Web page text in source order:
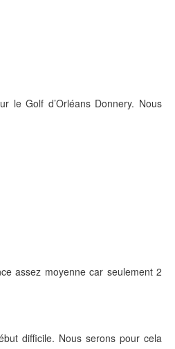
le Golf d’Orléans Donnery. Nous
assez moyenne car seulement 2
difficile. Nous serons pour cela